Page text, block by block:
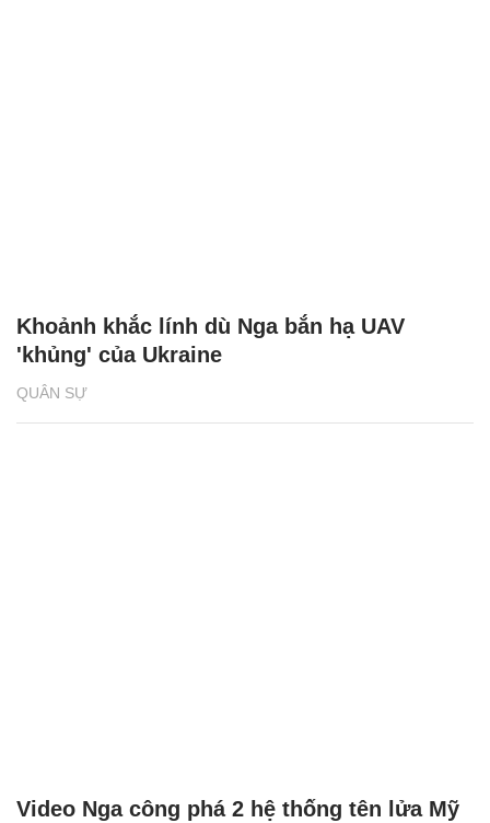
QUÂN SỰ
Khoảnh khắc lính dù Nga bắn hạ UAV
'khủng' của Ukraine
Video Nga công phá 2 hệ thống tên lửa Mỹ